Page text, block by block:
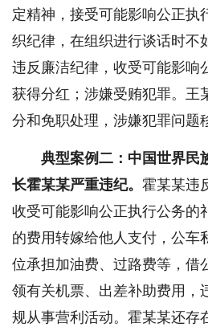
定精神，接受可能影响公正执
织纪律，在组织进行谈话时不
违反廉洁纪律，收受可能影响
获得分红；涉嫌受贿犯罪。王
分和免职处理，涉嫌犯罪问题
典型案例二：中国世界民
长霍某某严重违纪。 霍某某违
收受可能影响公正执行公务的
的费用转嫁给他人支付，公车
位承担加油费、过路费等，借
领有关机票、出差补助费用，
规从事营利活动。霍某某还存